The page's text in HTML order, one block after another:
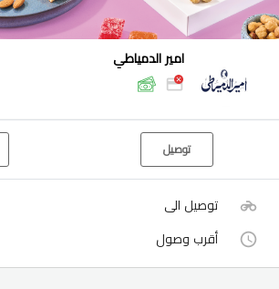
امير الدمياطي
توصيل
توصيل الى
أقرب وصول